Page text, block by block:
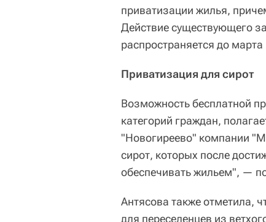
приватизации жилья,
Действие существующего
распространяется до марта
Приватизация для сирот
Возможность бесплатной
категорий граждан,
"Новогиреево" компании
сирот, которых после
обеспечивать жильем", —
Антясова также отметила,
для переселенцев из